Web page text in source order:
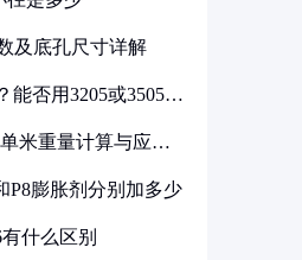
及底孔尺寸详解
能否用3205或3505代
米重量计算与应用
P8膨胀剂分别加多少
什么区别